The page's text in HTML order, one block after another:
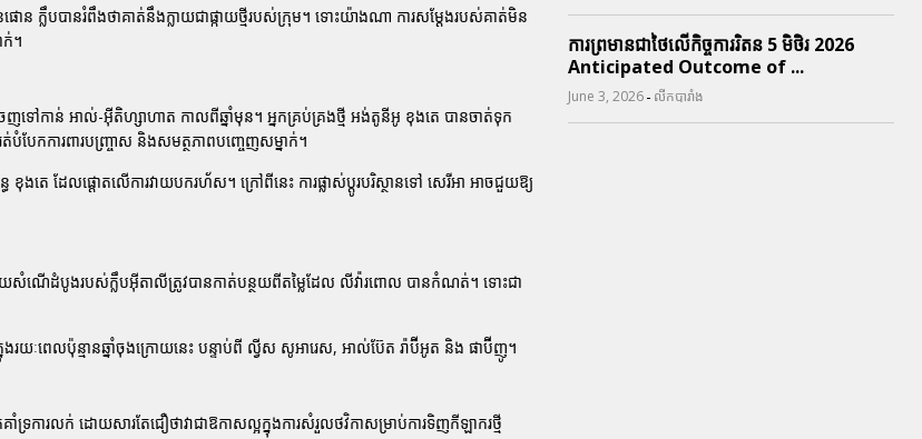
ន ក្លឹបបានរំពឹងថាគាត់នឹងក្លាយជាផ្កាយថ្មីរបស់ក្រុម។ ទោះយ៉ាងណា ការសម្តែងរបស់គាត់មិន
ក់។
ញទៅកាន់ អាល់-អ៊ីតិហ្សាហាត កាលពីឆ្នាំមុន។ អ្នកគ្រប់គ្រងថ្មី អង់តូនីអូ ខុងតេ បានចាត់ទុក
ែកការពារបញ្ច្រាស និងសមត្ថភាពបញ្ចេញសម្នាក់។
ខុងតេ ដែលផ្តោតលើការវាយបករហ័ស។ ក្រៅពីនេះ ការផ្លាស់ប្តូរបរិស្ថានទៅ សេរីអា អាចជួយឱ្យ
ណើដំបូងរបស់ក្លឹបអ៊ីតាលីត្រូវបានកាត់បន្ថយពីតម្លៃដែល លីវ៉ារពោល បានកំណត់។ ទោះជា
ងរយៈពេលប៉ុន្មានឆ្នាំចុងក្រោយនេះ បន្ទាប់ពី ល្វីស សូអារេស, អាល់ប៊ែត រ៉ាប៊ីអូត និង ផាប៊ីញូ។
រការលក់ ដោយសារតែជឿថាវាជាឱកាសល្អក្នុងការសំរួលថវិកាសម្រាប់ការទិញកីឡាករថ្មី
ការព្រមានជាថៃលើកិច្ចការរិតន 5 មិថិរ 2026
Anticipated Outcome of ...
June 3, 2026 - លីកបារាំង